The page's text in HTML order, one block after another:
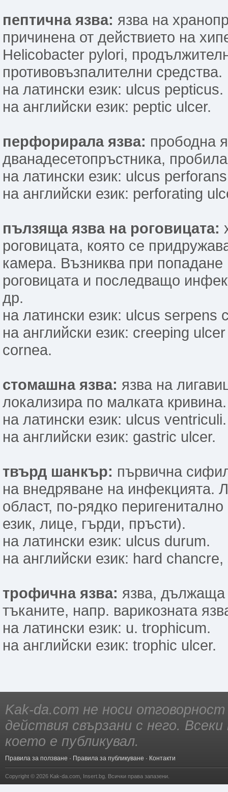
пептична язва: язва на
причинена от действието на
Helicobacter pylori,
противовъзпалителни средства.
на латински език: ulcus pepticus.
на английски език: peptic ulcer.
перфорирала язва: прободна
дванадесетопръст­ника,
на латински език: ulcus
на английски език: perforating
пълзяща язва на роговицата:
роговицата, която се
камера. Възниква при
роговицата и последващо
др.
на латински език: ulcus serpens
на английски език: creeping
cornea.
стомашна язва: язва на
локализира по малката кривина.
на латински език: ulcus ventriculi.
на английски език: gastric ulcer.
твърд шанкър: първична
на внедряване на инфекцията.
област, по-рядко
език, лице, гърди, пръсти).
на латински език: ulcus durum.
на английски език: hard
трофична язва: язва, дължаща
тъканите, напр. варикозната
на латински език: u. trophicum.
на английски език: trophic ulcer.
Kak-da.com не носи
действия свързани с него.
което е публикувал.
Правила за ползване · Правила за публикуване · Контакти
Copyright © 2026 Kak-da.com Insert.bg . Всички права запазени.